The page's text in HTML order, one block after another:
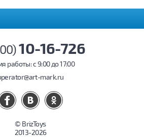
10-16-726
работы: c 9:00 до 17:00
mark.ru
© BrizToys
2013-2026